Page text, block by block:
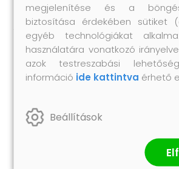
Hasonló
megjelenítése és a
biztosítása érdekében sütiket
egyéb technológiákat
használatára vonatkozó
azok testreszabási
információ ide kattintva érhető
Beállítások